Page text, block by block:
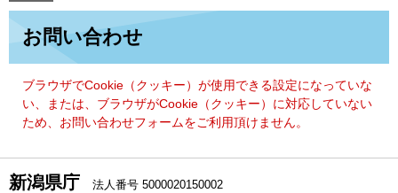
頭
す。
飛
て
お問い合わせ
ブラウザでCookie（クッキー）が使用できる設定になっていな
い、または、ブラウザがCookie（クッキー）に対応していない
ため、お問い合わせフォームをご利用頂けません。
新潟県庁 法人番号 5000020150002